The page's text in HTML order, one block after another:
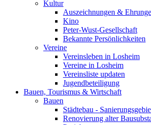
Kultur
Auszeichnungen &
Kino
Peter-Wust-Gesellschaft
Bekannte Persönlichkeiten
Vereine
Vereinsleben in Losheim
Vereine in Losheim
Vereinsliste updaten
Jugendbeteiligung
Bauen, Tourismus & Wirtschaft
Bauen
Städtebau -
Renovierung alter